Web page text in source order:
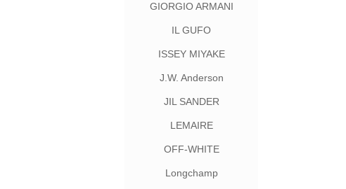
GIORGIO ARMANI
IL GUFO
ISSEY MIYAKE
J.W. Anderson
JIL SANDER
LEMAIRE
OFF-WHITE
Longchamp